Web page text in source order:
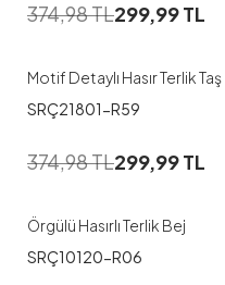
374,98TL299,99TL
37 40
Motif Detaylı Hasır Terlik Taş
SRÇ21801-R59
374,98TL299,99TL
37 38 39 40
Örgülü Hasırlı Terlik Bej
SRÇ10120-R06